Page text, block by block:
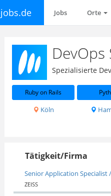
Jobs Orte
Spezialisierte
Ruby on Rails
Köln
Tätigkeit/Firma
Senior Application Specialist
ZEISS